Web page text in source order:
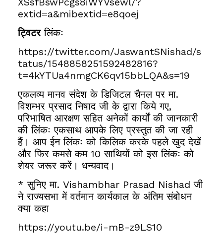
extid=a&mibextid=e8qoej
ट्विटरलिंकः
https://twitter.com/JaswantSNishad/s
tatus/1548858251592482816?
t=4kYTUa4nmgCK6qv15bbLQA&s=19
एकलव्य मानव संदेश के डिजिटल चैनल पर मा.
विशम्भर प्रसाद निषाद जी के द्वारा किये गए,
परिभाषित आरक्षण सहित अनेकों कार्यों की जानकारी
की लिंकः एकसाथ आपके लिए प्रस्तुत की जा रही
हैं। आप ईन लिंकः को किलिक करके पहले खुद देखें
और फिर कमसे कम 10 साथियों को इस लिंकः को
शेयर जरूर करें। धन्यवाद।
* सुनिए मा. Vishambhar Prasad Nishad जी
ने राज्यसभा में वर्तमान कार्यकाल के अंतिम संबोधन
क्या कहा
https://youtu.be/i-mB-z9LS10